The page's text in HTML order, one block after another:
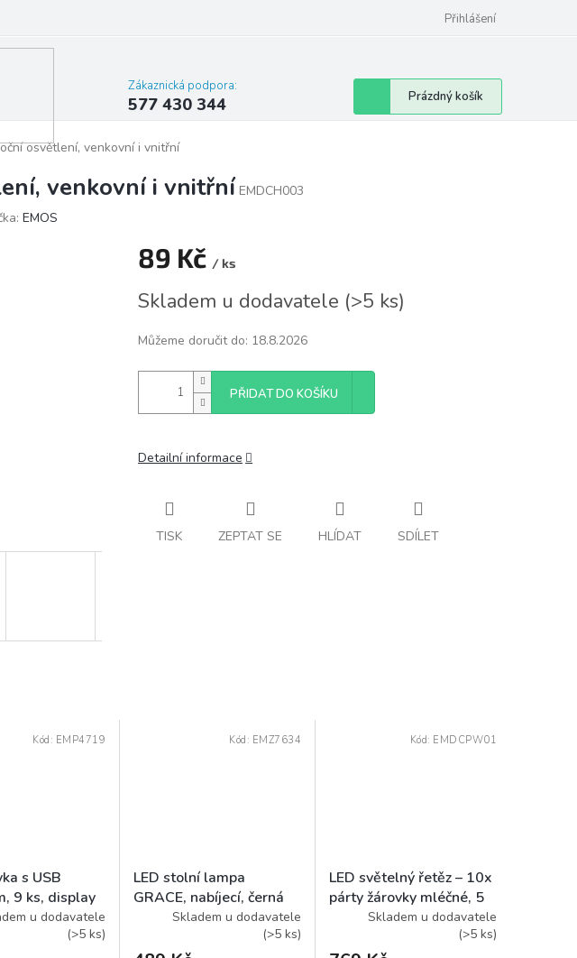
Přihlášení
Zákaznická podpora:
577 430 344
Nákupní
košík
Prázdný košík
osvětlení, venkovní i vnitřní
venkovní i vnitřní EMDCH003
EMOS
89 Kč / ks
cena:
Skladem u dodavatele (>5 ks)
Můžeme doručit do: 18.8.2026
PŘIDAT DO KOŠÍKU
Detailní informace
TISK ZEPTAT SE HLÍDAT SDÍLET
s USB
9 ks, display
u dodavatele
(>5 ks)
Kód: EMP4719
LED stolní lampa
GRACE, nabíjecí, černá
Skladem u dodavatele
(>5 ks)
Kód: EMZ7634
LED světelný řetěz – 10x
párty žárovky mléčné, 5
m, venkovní i vnitřní,
Skladem u dodavatele
(>5 ks)
Kód: EMDCPW01